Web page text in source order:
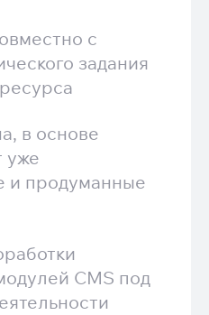
с
задания
в основе
уже
и продуманные
CMS под